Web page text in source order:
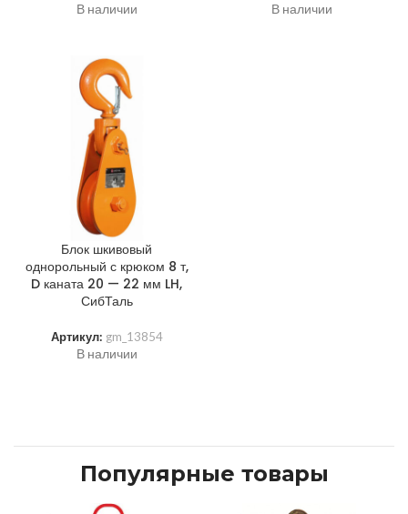
В наличии В наличии
Блок шкивовый
однорольный с крюком 8 т,
D каната 20 — 22 мм LH,
СибТаль
Артикул: gm_13854
В наличии
Популярные товары